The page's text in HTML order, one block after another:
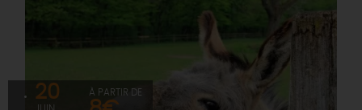
20 À PARTIR DE